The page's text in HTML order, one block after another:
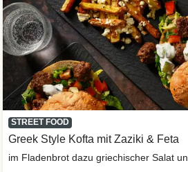
STREET FOOD
Greek Style Kofta mit Zaziki & Feta
im Fladenbrot dazu griechischer Salat